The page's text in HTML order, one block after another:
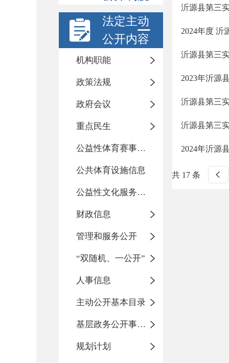
法定主动
公开内容
机构职能
政策法规
政府会议
重点民生
公益性体育赛事活动
公共体育设施信息
公益性文化服务活动
财政信息
管理和服务公开
“双随机、一公开”
人事信息
主动公开基本目录
基层政务公开事项标准目录
规划计划
沂源县第三
2024年度 沂
沂源县第三
2023年沂源
沂源县第三
沂源县第三
2024年沂源
共 17 条